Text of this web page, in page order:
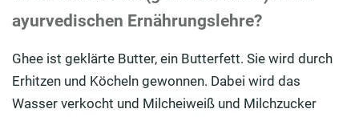
ayurvedischen Ernährungslehre?
Ghee ist geklärte Butter, ein Butterfett. Sie wird durch
Erhitzen und Köcheln gewonnen. Dabei wird das
Wasser verkocht und Milcheiweiß und Milchzucker